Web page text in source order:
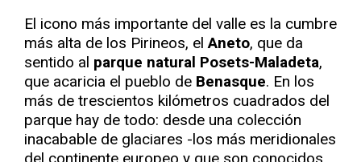
El icono más importante del valle es la cumbre
más alta de los Pirineos, elAneto, que da
sentido al parque natural Posets-Maladeta,
que acaricia el pueblo de Benasque. En los
más de trescientos kilómetros cuadrados del
parque hay de todo: desde una colección
inacabable de glaciares -los más meridionales